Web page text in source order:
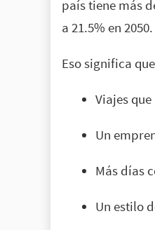
país tiene más
a 21.5% en 2050.
Eso significa
Viajes
Un
Más días
Un estilo